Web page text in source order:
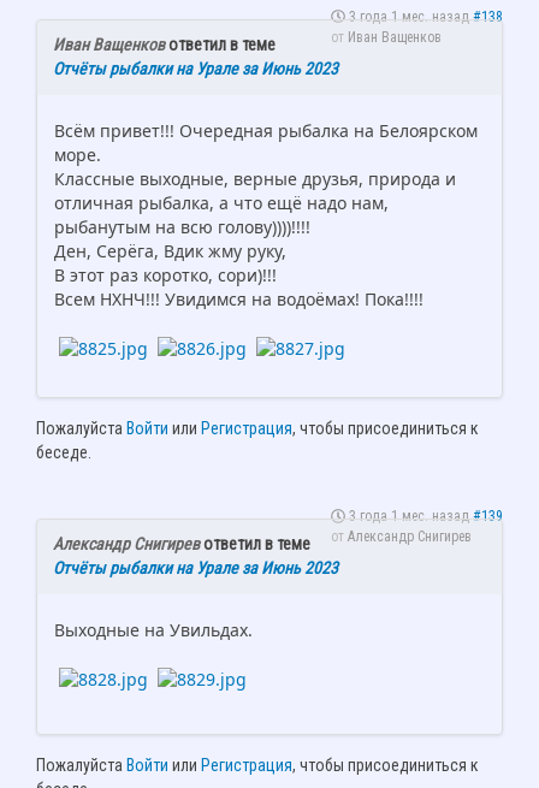
3 года 1 мес. назад #138
от Иван Ващенков
Иван Ващенковответил в теме
Отчёты рыбалки на Урале за Июнь 2023
Всём привет!!! Очередная рыбалка на Белоярском
море.
Классные выходные, верные друзья, природа и
отличная рыбалка, а что ещё надо нам,
рыбанутым на всю голову))))!!!!
Ден, Серёга, Вдик жму руку,
В этот раз коротко, сори)!!!
Всем НХНЧ!!! Увидимся на водоёмах! Пока!!!!
Пожалуйста Войти или Регистрация, чтобы присоединиться к
беседе.
3 года 1 мес. назад #139
отАлександр Снигирев
Александр Снигиревответил в теме
Отчёты рыбалки на Урале за Июнь 2023
Выходные на Увильдах.
Пожалуйста Войти или Регистрация, чтобы присоединиться к